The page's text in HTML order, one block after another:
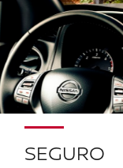
SEGURO